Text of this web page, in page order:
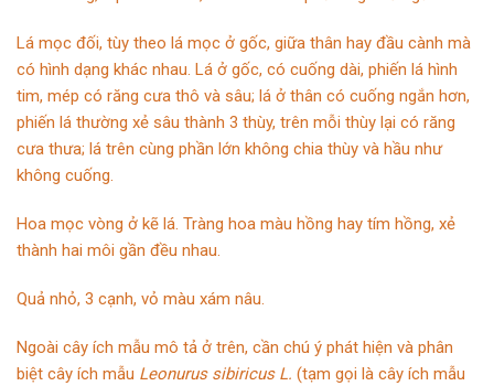
Lá mọc đối, tùy theo lá mọc ở gốc, giữa thân hay đầu cành mà
có hình dạng khác nhau. Lá ở gốc, có cuống dài, phiến lá hình
tim, mép có răng cưa thô và sâu; lá ở thân có cuống ngắn hơn,
phiến lá thường xẻ sâu thành 3 thùy, trên mỗi thùy lại có răng
cưa thưa; lá trên cùng phần lớn không chia thùy và hầu như
không cuống.
Hoa mọc vòng ở kẽ lá. Tràng hoa màu hồng hay tím hồng, xẻ
thành hai môi gần đều nhau.
Quả nhỏ, 3 cạnh, vỏ màu xám nâu.
Ngoài cây ích mẫu mô tả ở trên, cần chú ý phát hiện và phân
biệt cây ích mẫu Leonurus sibiricus L. (tạm gọi là cây ích mẫu